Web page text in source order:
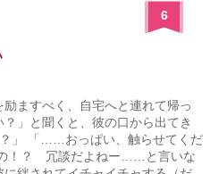
6
ますべく、自宅へと連れて帰っ
」と聞くと、彼の口から出てき
「……おっぱい、触らせてくだ
！？ 冗談だよねー……と言いな